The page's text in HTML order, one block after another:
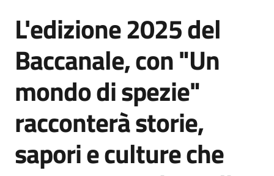
Menu selezionato
Servizi
Vivere
Salta al contenuto
L'edizione 2025 del
Baccanale, con "Un
mondo di spezie"
racconterà storie,
sapori e culture che